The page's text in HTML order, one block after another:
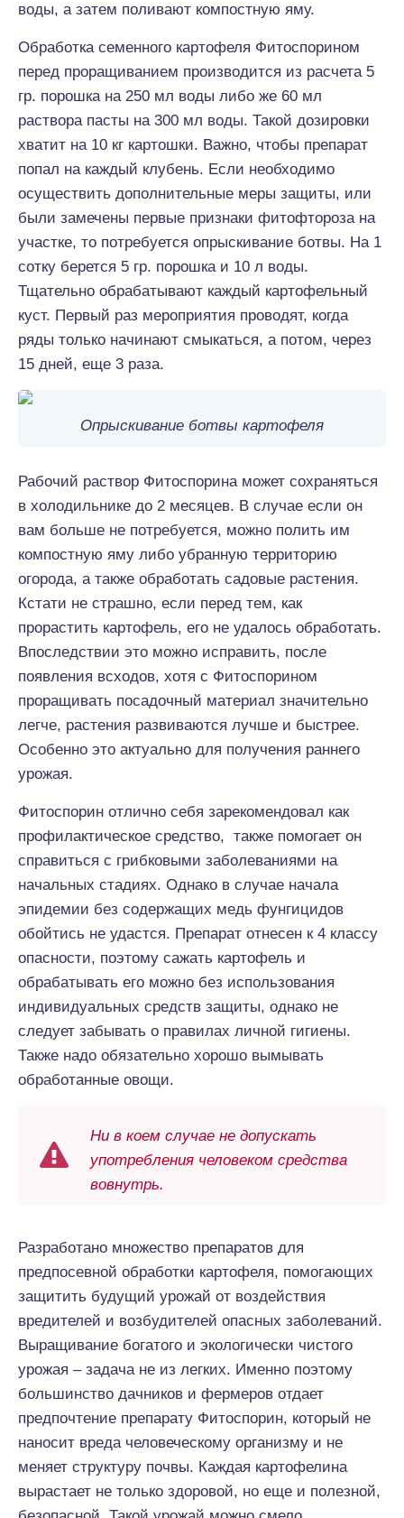
воды, а затем поливают компостную яму.
Обработка семенного картофеля Фитоспорином
перед проращиванием производится из расчета 5
гр. порошка на 250 мл воды либо же 60 мл
раствора пасты на 300 мл воды. Такой дозировки
хватит на 10 кг картошки. Важно, чтобы препарат
попал на каждый клубень. Если необходимо
осуществить дополнительные меры защиты, или
были замечены первые признаки фитофтороза на
участке, то потребуется опрыскивание ботвы. На 1
сотку берется 5 гр. порошка и 10 л воды.
Тщательно обрабатывают каждый картофельный
куст. Первый раз мероприятия проводят, когда
ряды только начинают смыкаться, а потом, через
15 дней, еще 3 раза.
Опрыскивание ботвы картофеля
Рабочий раствор Фитоспорина может сохраняться
в холодильнике до 2 месяцев. В случае если он
вам больше не потребуется, можно полить им
компостную яму либо убранную территорию
огорода, а также обработать садовые растения.
Кстати не страшно, если перед тем, как
прорастить картофель, его не удалось обработать.
Впоследствии это можно исправить, после
появления всходов, хотя с Фитоспорином
проращивать посадочный материал значительно
легче, растения развиваются лучше и быстрее.
Особенно это актуально для получения раннего
урожая.
Фитоспорин отлично себя зарекомендовал как
профилактическое средство, также помогает он
справиться с грибковыми заболеваниями на
начальных стадиях. Однако в случае начала
эпидемии без содержащих медь фунгицидов
обойтись не удастся. Препарат отнесен к 4 классу
опасности, поэтому сажать картофель и
обрабатывать его можно без использования
индивидуальных средств защиты, однако не
следует забывать о правилах личной гигиены.
Также надо обязательно хорошо вымывать
обработанные овощи.
Ни в коем случае не допускать
употребления человеком средства
вовнутрь.
Разработано множество препаратов для
предпосевной обработки картофеля, помогающих
защитить будущий урожай от воздействия
вредителей и возбудителей опасных заболеваний.
Выращивание богатого и экологически чистого
урожая – задача не из легких. Именно поэтому
большинство дачников и фермеров отдает
предпочтение препарату Фитоспорин, который не
наносит вреда человеческому организму и не
меняет структуру почвы. Каждая картофелина
вырастает не только здоровой, но еще и полезной,